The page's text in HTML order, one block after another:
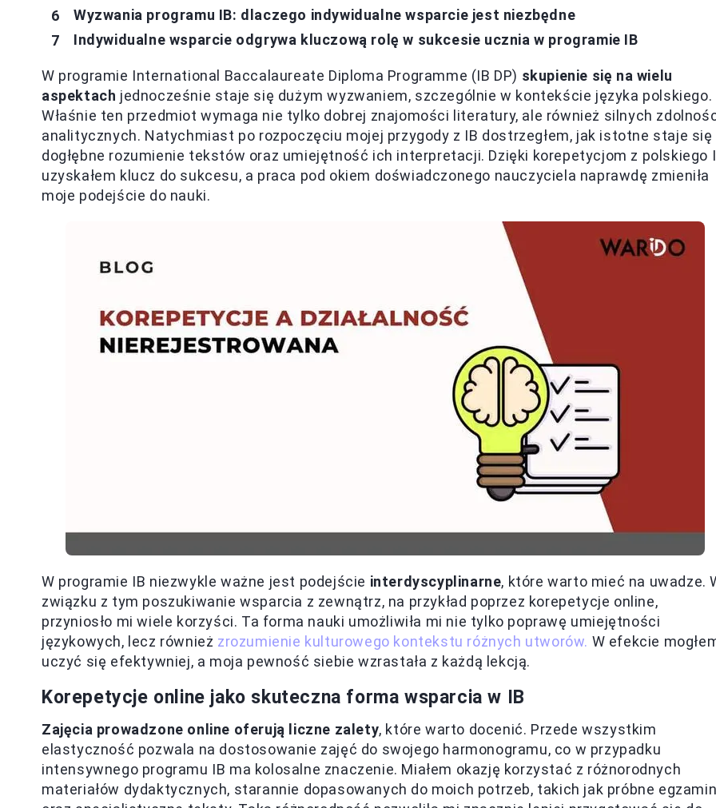
Wyzwania programu IB: dlaczego indywidualne wsparcie jest niezbędne
Indywidualne wsparcie odgrywa kluczową rolę w sukcesie ucznia w programie IB
W programie International Baccalaureate Diploma Programme (IB DP) skupienie się na wielu
aspektach jednocześnie staje się dużym wyzwaniem, szczególnie w kontekście języka polskiego.
Właśnie ten przedmiot wymaga nie tylko dobrej znajomości literatury, ale również silnych
analitycznych. Natychmiast po rozpoczęciu mojej przygody z IB dostrzegłem, jak istotne staje się
dogłębne rozumienie tekstów oraz umiejętność ich interpretacji. Dzięki korepetycjom z polskiego
uzyskałem klucz do sukcesu, a praca pod okiem doświadczonego nauczyciela naprawdę zmieniła
moje podejście do nauki.
W programie IB niezwykle ważne jest podejście interdyscyplinarne, które warto mieć na uwadze.
związku z tym poszukiwanie wsparcia z zewnątrz, na przykład poprzez korepetycje online,
przyniosło mi wiele korzyści. Ta forma nauki umożliwiła mi nie tylko poprawę umiejętności
językowych, lecz również zrozumienie kulturowego kontekstu różnych utworów. W efekcie
uczyć się efektywniej, a moja pewność siebie wzrastała z każdą lekcją.
Korepetycje online jako skuteczna forma wsparcia w IB
Zajęcia prowadzone online oferują liczne zalety, które warto docenić. Przede wszystkim
elastyczność pozwala na dostosowanie zajęć do swojego harmonogramu, co w przypadku
intensywnego programu IB ma kolosalne znaczenie. Miałem okazję korzystać z różnorodnych
materiałów dydaktycznych, starannie dopasowanych do moich potrzeb, takich jak próbne